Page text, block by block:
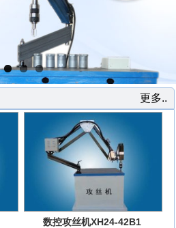
更多..
数控攻丝机XH24-42B1